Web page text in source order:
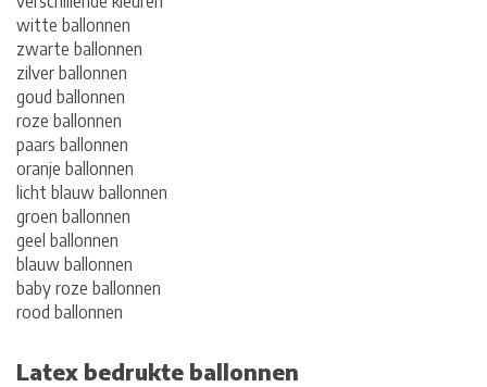
witte ballonnen
zwarte ballonnen
zilver ballonnen
goud ballonnen
roze ballonnen
paars ballonnen
oranje ballonnen
licht blauw ballonnen
groen ballonnen
geel ballonnen
blauw ballonnen
baby roze ballonnen
rood ballonnen
Latex bedrukte ballonnen